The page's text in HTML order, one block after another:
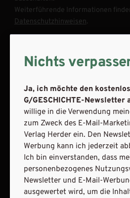
Weiterführende Informationen
Datenschutzhinweisen.
AGB und
Barrierefreiheit
Nichts
Ja, ich möchte den
G/GESCHICHTE-Newsletter
willige in die Verwendung
zum Zweck des E-Mail-
Verlag Herder ein. Den
Werbung kann ich jederzeit
Ich bin einverstanden, dass
personenbezogenes
Newsletter und E-Mail-
ausgewertet wird, um die